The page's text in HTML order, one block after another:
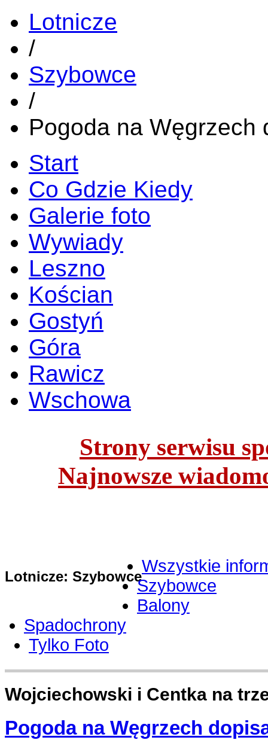
Lotnicze
/
Szybowce
/
Pogoda na Węgrzech
Start
Co Gdzie Kiedy
Galerie foto
Wywiady
Leszno
Kościan
Gostyń
Góra
Rawicz
Wschowa
Strony serwisu
Najnowsze
Lotnicze: Szybowce
Wszystkie
Szybowce
Balony
Spadochrony
Tylko Foto
Wojciechowski i Centka na
Pogoda na Węgrzech